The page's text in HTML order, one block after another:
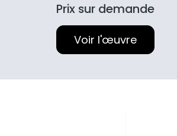
Prix sur demande
Voir l'œuvre